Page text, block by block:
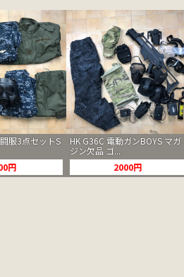
服3点セットS
円
HK G36C 電動ガンBOYS マガ
ジン欠品 ゴ...
2000円